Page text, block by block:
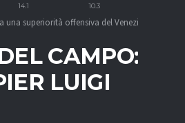
14.1 10.3
superiorità offensiva del Venezia.
CAMPO:
LUIGI